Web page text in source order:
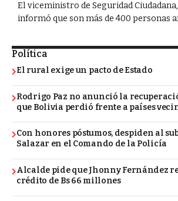
El viceministro de Seguridad
informó que son más de 400 personas
Política
El rural exige un pacto de Estado
Rodrigo Paz no anunció la
que Bolivia perdió frente a países
Con honores póstumos, despiden al
Salazar en el Comando de la Policía
Alcalde pide que Jhonny Fernández
crédito de Bs 66 millones